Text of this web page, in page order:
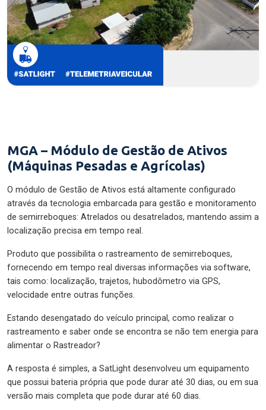
MGA – Módulo de Gestão de Ativos
(Máquinas Pesadas e Agrícolas)
O módulo de Gestão de Ativos está altamente configurado
através da tecnologia embarcada para gestão e monitoramento
de semirreboques: Atrelados ou desatrelados, mantendo assim a
localização precisa em tempo real.
Produto que possibilita o rastreamento de semirreboques,
fornecendo em tempo real diversas informações via software,
tais como: localização, trajetos, hubodômetro via GPS,
velocidade entre outras funções.
Estando desengatado do veículo principal, como realizar o
rastreamento e saber onde se encontra se não tem energia para
alimentar o Rastreador?
A resposta é simples, a SatLight desenvolveu um equipamento
que possui bateria própria que pode durar até 30 dias, ou em sua
versão mais completa que pode durar até 60 dias.